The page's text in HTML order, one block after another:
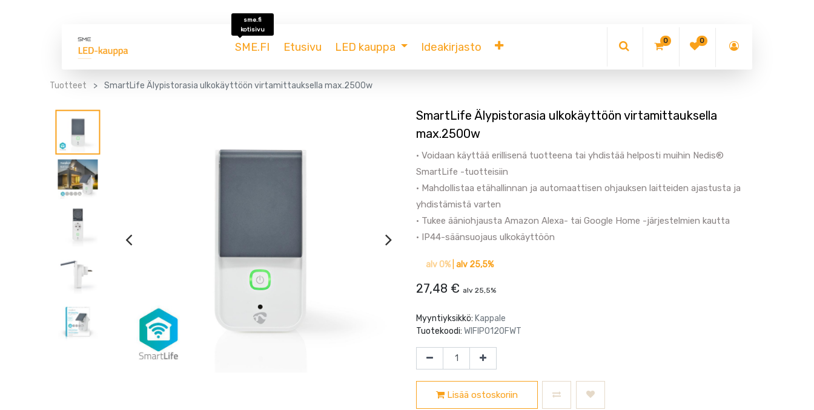
SME.FI
sme.fi
kotisivu
Etusivu LED kauppa Ideakirjasto 0 0
Tuotteet SmartLife Älypistorasia ulkokäyttöön virtamittauksella max.2500w
SmartLife Älypistorasia ulkokäyttöön virtamittauksella
max.2500w
• Voidaan käyttää erillisenä tuotteena tai yhdistää helposti muihin Nedis®
SmartLife -tuotteisiin
• Mahdollistaa etähallinnan ja automaattisen ohjauksen laitteiden ajastusta ja
yhdistämistä varten
• Tukee ääniohjausta Amazon Alexa- tai Google Home -järjestelmien kautta
• IP44-säänsuojaus ulkokäyttöön
alv 0%| alv 25,5%
27,48 € alv 25,5%
Myyntiyksikkö: Kappale
Tuotekoodi: WIFIPO120FWT
Lisää ostoskoriin